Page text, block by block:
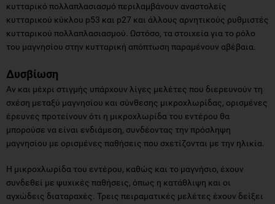
κυτταρικό πολλαπλασιασμό περιλαμβάνουν αναστολείς
κυτταρικού κύκλου p53 και p27 και άλλους αρνητικούς ρυθμιστές
κυτταρικού πολλαπλασιασμού. Ωστόσο, τα στοιχεία για το ρόλο
του μαγνησίου στην κυτταρική απόπτωση παραμένουν αβέβαια.
Δυσβίωση
Αν και μέχρι στιγμής υπάρχουν λίγες μελέτες που διερευνούν τη
σχέση μεταξύ μαγνησίου και σύνθεσης μικροχλωρίδας, ορισμένες
έρευνες προτείνουν ότι η μικροχλωρίδα του εντέρου θα
μπορούσε να είναι ενδιάμεση, συνδέοντας την πρόσληψη
μαγνησίου με ορισμένες παθήσεις που σχετίζονται με την ηλικία.
Η μικροχλωρίδα του εντέρου, καθώς και το μαγνήσιο, έχουν
συνδεθεί με ψυχικές παθήσεις, όπως η κατάθλιψη και οι
αγχώδεις διαταραχές. Τρεις πειραματικές μελέτες έχουν δείξει